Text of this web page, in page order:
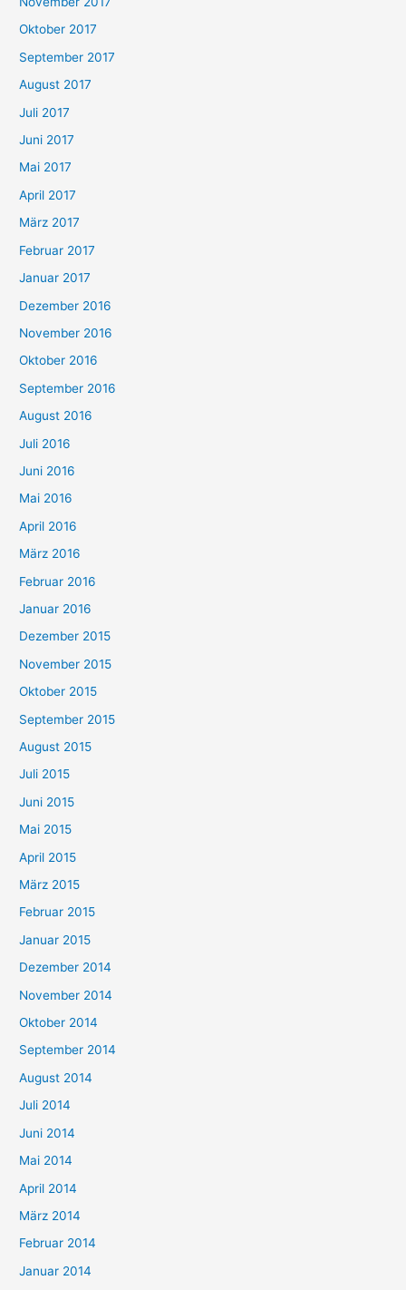
Oktober 2017
September 2017
August 2017
Juli 2017
Juni 2017
Mai 2017
April 2017
März 2017
Februar 2017
Januar 2017
Dezember 2016
November 2016
Oktober 2016
September 2016
August 2016
Juli 2016
Juni 2016
Mai 2016
April 2016
März 2016
Februar 2016
Januar 2016
Dezember 2015
November 2015
Oktober 2015
September 2015
August 2015
Juli 2015
Juni 2015
Mai 2015
April 2015
März 2015
Februar 2015
Januar 2015
Dezember 2014
November 2014
Oktober 2014
September 2014
August 2014
Juli 2014
Juni 2014
Mai 2014
April 2014
März 2014
Februar 2014
Januar 2014